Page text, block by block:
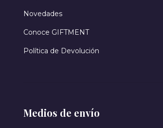
Novedades
Conoce GIFTMENT
Política de Devolución
Medios de envío